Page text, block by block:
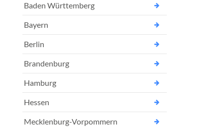
Baden Württemberg
Bayern
Berlin
Brandenburg
Hamburg
Hessen
Mecklenburg-Vorpommern